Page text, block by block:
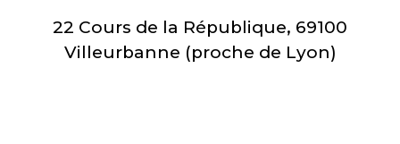
22 Cours de la République, 69100
Villeurbanne (proche de Lyon)